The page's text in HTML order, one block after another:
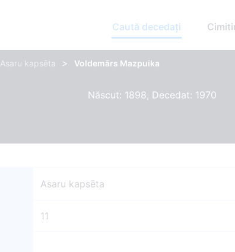
Caută decedați
Asaru kapsēta > Voldemārs Mazpuika
Născut: 1898, Decedat: 1970
Asaru kapsēta
11